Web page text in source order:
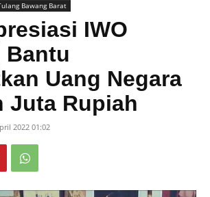
Global
News
Bawang Barat
IWO
Bantu
Uang Negara
Juta Rupiah
2022 01:02